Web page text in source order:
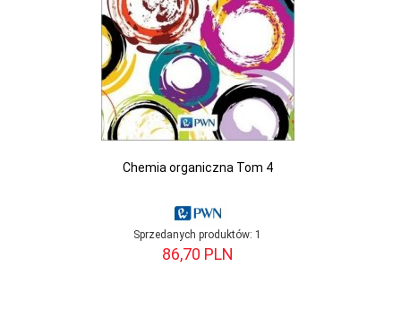
Chemia organiczna Tom 4
Sprzedanych produktów: 1
86,70 PLN